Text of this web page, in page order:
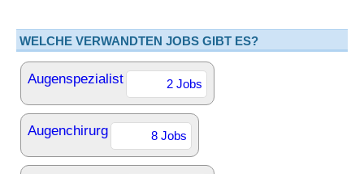
WELCHE VERWANDTEN JOBS GIBT ES?
Augenspezialist 2 Jobs
Augenchirurg 8 Jobs